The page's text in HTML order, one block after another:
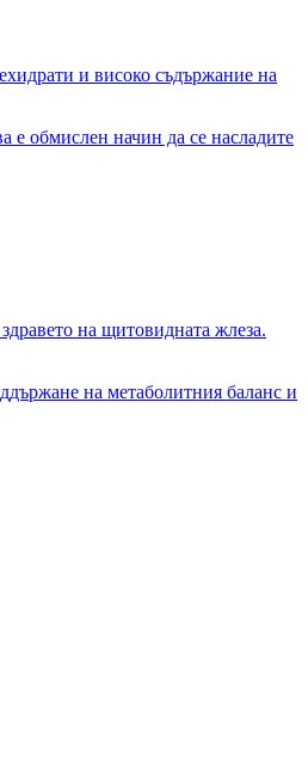
и високо съдържание на
е обмислен начин да се насладите
на щитовидната жлеза.
на метаболитния баланс и